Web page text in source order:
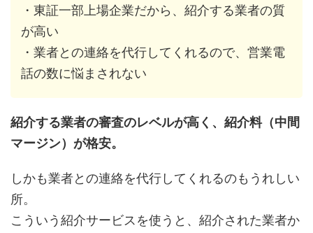
・東証一部上場企業だから、紹介する業者の質
が高い
・業者との連絡を代行してくれるので、営業電
話の数に悩まされない
紹介する業者の審査のレベルが高く、紹介料（中間
マージン）が格安。
しかも業者との連絡を代行してくれるのもうれしい
所。
こういう紹介サービスを使うと、紹介された業者か